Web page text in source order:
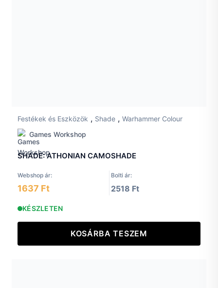
Festékek és Eszközök , Shade , Warhammer Colour
Games Workshop
SHADE: ATHONIAN CAMOSHADE
Webshop ár: Bolti ár:
1637 Ft 2518 Ft
KÉSZLETEN
KOSÁRBA TESZEM